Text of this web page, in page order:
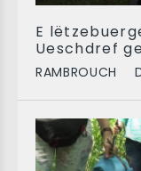
E
Ueschdref
RAMBROUCH